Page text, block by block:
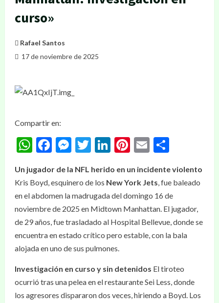
curso»
Rafael Santos
17 de noviembre de 2025
Compartir en:
WhatsApp
Facebook
Messenger
Twitter
LinkedIn
Pinterest
Email
Un jugador de la NFL herido en un incidente violento
Kris Boyd, esquinero de los New York Jets, fue baleado
en el abdomen la madrugada del domingo 16 de
noviembre de 2025 en Midtown Manhattan. El jugador,
de 29 años, fue trasladado al Hospital Bellevue, donde se
encuentra en estado crítico pero estable, con la bala
alojada en uno de sus pulmones.
Investigación en curso y sin detenidos El tiroteo
ocurrió tras una pelea en el restaurante Sei Less, donde
los agresores dispararon dos veces, hiriendo a Boyd. Los